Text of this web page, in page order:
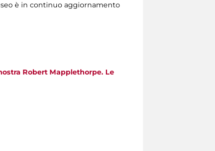
è in continuo aggiornamento
Robert Mapplethorpe. Le